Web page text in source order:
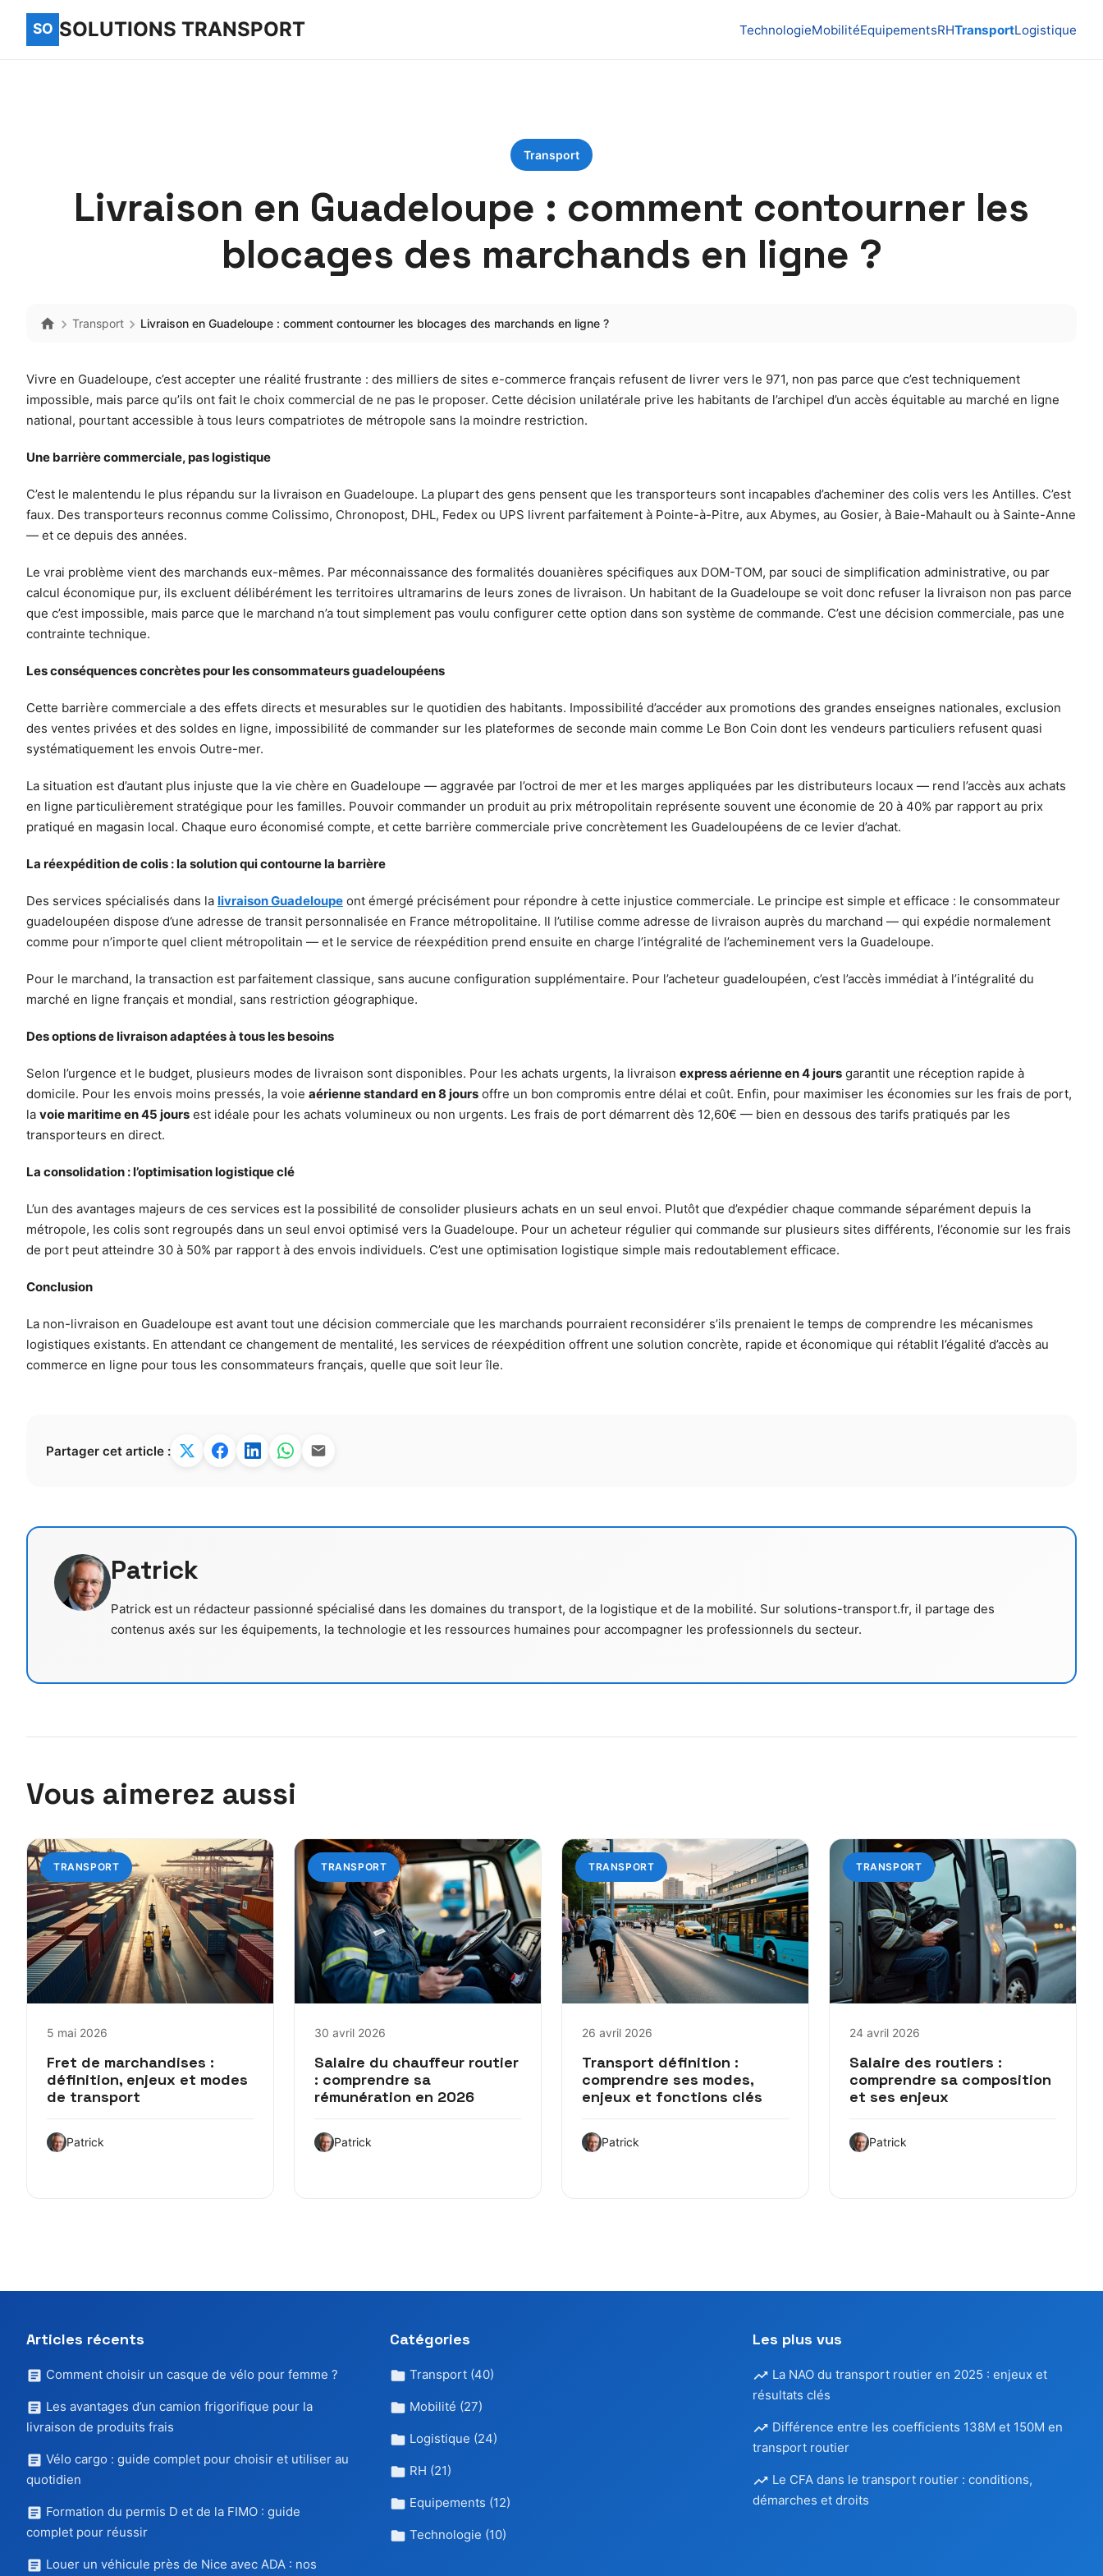
SOLUTIONS TRANSPORT TechnologieMobilitéEquipementsRHTransportLogistique
Transport
Livraison en Guadeloupe : comment contourner les
blocages des marchands en ligne ?
Transport Livraison en Guadeloupe : comment contourner les blocages des marchands en ligne ?
Vivre en Guadeloupe, c’est accepter une réalité frustrante : des milliers de sites e-commerce français refusent de livrer vers le 971, non pas parce que c’est techniquement
impossible, mais parce qu’ils ont fait le choix commercial de ne pas le proposer. Cette décision unilatérale prive les habitants de l’archipel d’un accès équitable au marché en ligne
national, pourtant accessible à tous leurs compatriotes de métropole sans la moindre restriction.
Une barrière commerciale, pas logistique
C’est le malentendu le plus répandu sur la livraison en Guadeloupe. La plupart des gens pensent que les transporteurs sont incapables d’acheminer des colis vers les Antilles. C’est
faux. Des transporteurs reconnus comme Colissimo, Chronopost, DHL, Fedex ou UPS livrent parfaitement à Pointe-à-Pitre, aux Abymes, au Gosier, à Baie-Mahault ou à Sainte-Anne
— et ce depuis des années.
Le vrai problème vient des marchands eux-mêmes. Par méconnaissance des formalités douanières spécifiques aux DOM-TOM, par souci de simplification administrative, ou par
calcul économique pur, ils excluent délibérément les territoires ultramarins de leurs zones de livraison. Un habitant de la Guadeloupe se voit donc refuser la livraison non pas parce
que c’est impossible, mais parce que le marchand n’a tout simplement pas voulu configurer cette option dans son système de commande. C’est une décision commerciale, pas une
contrainte technique.
Les conséquences concrètes pour les consommateurs guadeloupéens
Cette barrière commerciale a des effets directs et mesurables sur le quotidien des habitants. Impossibilité d’accéder aux promotions des grandes enseignes nationales, exclusion
des ventes privées et des soldes en ligne, impossibilité de commander sur les plateformes de seconde main comme Le Bon Coin dont les vendeurs particuliers refusent quasi
systématiquement les envois Outre-mer.
La situation est d’autant plus injuste que la vie chère en Guadeloupe — aggravée par l’octroi de mer et les marges appliquées par les distributeurs locaux — rend l’accès aux achats
en ligne particulièrement stratégique pour les familles. Pouvoir commander un produit au prix métropolitain représente souvent une économie de 20 à 40% par rapport au prix
pratiqué en magasin local. Chaque euro économisé compte, et cette barrière commerciale prive concrètement les Guadeloupéens de ce levier d’achat.
La réexpédition de colis : la solution qui contourne la barrière
Des services spécialisés dans la livraison Guadeloupe ont émergé précisément pour répondre à cette injustice commerciale. Le principe est simple et efficace : le consommateur
guadeloupéen dispose d’une adresse de transit personnalisée en France métropolitaine. Il l’utilise comme adresse de livraison auprès du marchand — qui expédie normalement
comme pour n’importe quel client métropolitain — et le service de réexpédition prend ensuite en charge l’intégralité de l’acheminement vers la Guadeloupe.
Pour le marchand, la transaction est parfaitement classique, sans aucune configuration supplémentaire. Pour l’acheteur guadeloupéen, c’est l’accès immédiat à l’intégralité du
marché en ligne français et mondial, sans restriction géographique.
Des options de livraison adaptées à tous les besoins
Selon l’urgence et le budget, plusieurs modes de livraison sont disponibles. Pour les achats urgents, la livraison express aérienne en 4 jours garantit une réception rapide à
domicile. Pour les envois moins pressés, la voie aérienne standard en 8 jours offre un bon compromis entre délai et coût. Enfin, pour maximiser les économies sur les frais de port,
la voie maritime en 45 jours est idéale pour les achats volumineux ou non urgents. Les frais de port démarrent dès 12,60€ — bien en dessous des tarifs pratiqués par les
transporteurs en direct.
La consolidation : l’optimisation logistique clé
L’un des avantages majeurs de ces services est la possibilité de consolider plusieurs achats en un seul envoi. Plutôt que d’expédier chaque commande séparément depuis la
métropole, les colis sont regroupés dans un seul envoi optimisé vers la Guadeloupe. Pour un acheteur régulier qui commande sur plusieurs sites différents, l’économie sur les frais
de port peut atteindre 30 à 50% par rapport à des envois individuels. C’est une optimisation logistique simple mais redoutablement efficace.
Conclusion
La non-livraison en Guadeloupe est avant tout une décision commerciale que les marchands pourraient reconsidérer s’ils prenaient le temps de comprendre les mécanismes
logistiques existants. En attendant ce changement de mentalité, les services de réexpédition offrent une solution concrète, rapide et économique qui rétablit l’égalité d’accès au
commerce en ligne pour tous les consommateurs français, quelle que soit leur île.
Partager cet article :
Patrick
Patrick est un rédacteur passionné spécialisé dans les domaines du transport, de la logistique et de la mobilité. Sur solutions-transport.fr, il partage des
contenus axés sur les équipements, la technologie et les ressources humaines pour accompagner les professionnels du secteur.
Vous aimerez aussi
TRANSPORT
5 mai 2026
Fret de marchandises :
définition, enjeux et modes
de transport
Patrick
TRANSPORT
30 avril 2026
Salaire du chauffeur routier
: comprendre sa
rémunération en 2026
Patrick
TRANSPORT
26 avril 2026
Transport définition :
comprendre ses modes,
enjeux et fonctions clés
Patrick
TRANSPORT
24 avril 2026
Salaire des routiers :
comprendre sa composition
et ses enjeux
Patrick
Articles récents
Comment choisir un casque de vélo pour femme ?
Les avantages d’un camion frigorifique pour la
livraison de produits frais
Vélo cargo : guide complet pour choisir et utiliser au
quotidien
Formation du permis D et de la FIMO : guide
complet pour réussir
Louer un véhicule près de Nice avec ADA : nos
Catégories
Transport (40)
Mobilité (27)
Logistique (24)
RH (21)
Equipements (12)
Technologie (10)
Les plus vus
La NAO du transport routier en 2025 : enjeux et
résultats clés
Différence entre les coefficients 138M et 150M en
transport routier
Le CFA dans le transport routier : conditions,
démarches et droits